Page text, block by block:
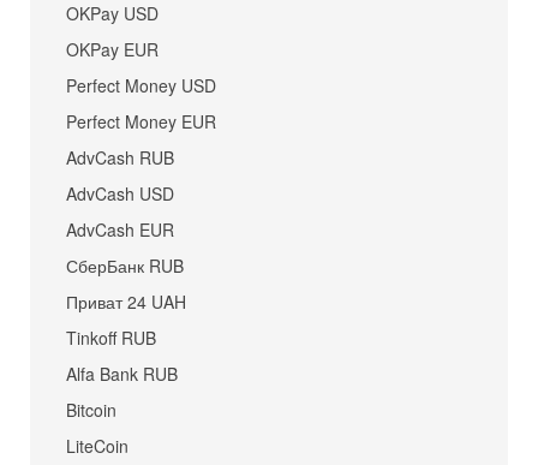
OKPay USD
OKPay EUR
Perfect Money USD
Perfect Money EUR
AdvCash RUB
AdvCash USD
AdvCash EUR
СберБанк RUB
Приват 24 UAH
Tinkoff RUB
Alfa Bank RUB
Bitcoin
LiteCoin